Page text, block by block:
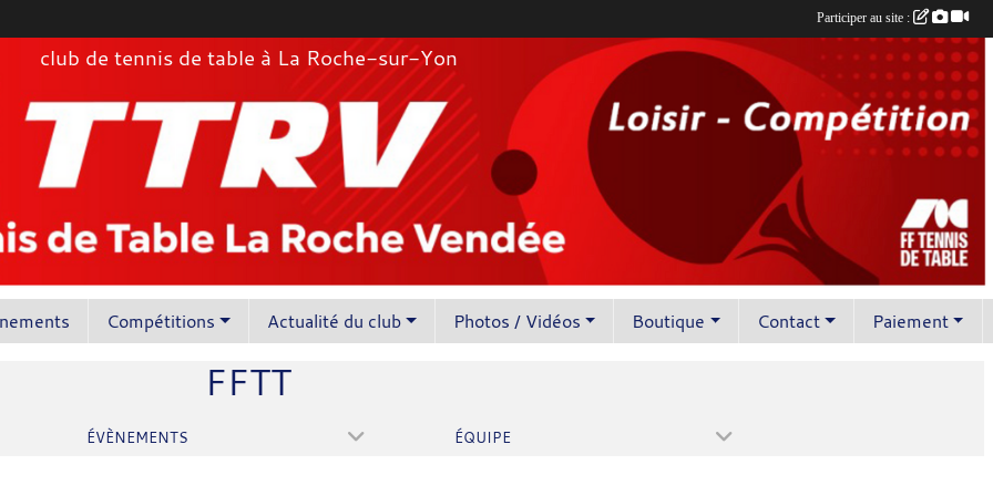
club de tennis de table à La Roche-sur-Yon
Compétitions Actualité du club Photos / Vidéos Boutique Contact Paiement
FFTT
ÉVÈNEMENTS ÉQUIPE
Participer au site :